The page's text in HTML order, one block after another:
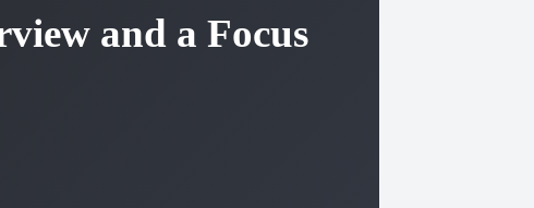
and a Focus